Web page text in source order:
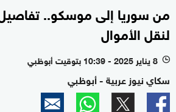
من سوريا إلى موسكو..
لنقل الأموال
l 8 يناير 2025 - 10:39 بتوقيت أبوظبي
سكاي نيوز عربية - أبوظبي